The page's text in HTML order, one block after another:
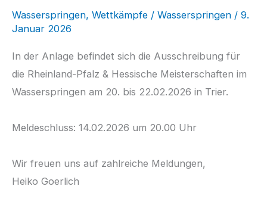
Wasserspringen, Wettkämpfe / Wasserspringen / 9.
Januar 2026
In der Anlage befindet sich die Ausschreibung für
die Rheinland-Pfalz & Hessische Meisterschaften im
Wasserspringen am 20. bis 22.02.2026 in Trier.
Meldeschluss: 14.02.2026 um 20.00 Uhr
Wir freuen uns auf zahlreiche Meldungen,
Heiko Goerlich